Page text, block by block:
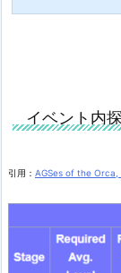
イベント内
引用： AGSes of the Orca,